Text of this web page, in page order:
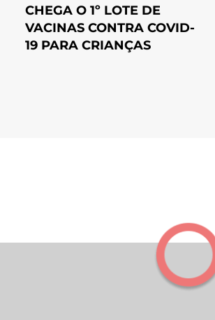
CHEGA O 1º LOTE DE
VACINAS CONTRA COVID-
19 PARA CRIANÇAS